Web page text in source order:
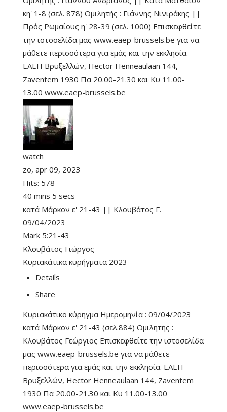
κη' 1-8 (σελ. 878) Ομιλητής : Γιάννης Νινιράκης ||
Πρός Ρωμαίους η' 28-39 (σελ. 1000) Επισκεφθείτε
την ιστοσελίδα μας www.eaep-brussels.be για να
μάθετε περισσότερα για εμάς και την εκκλησία.
ΕΑΕΠ Βρυξελλών, Hector Henneaulaan 144,
Zaventem 1930 Πα 20.00-21.30 και Κυ 11.00-
13.00 www.eaep-brussels.be
watch
zo, apr 09, 2023
Hits: 578
40 mins 5 secs
κατά Μάρκον ε' 21-43 || Κλουβάτος Γ.
09/04/2023
Mark 5:21-43
Κλουβάτος Γιώργος
Κυριακάτικα κυρήγματα 2023
Details
Share
Κυριακάτικο κύρηγμα Ημερομηνία : 09/04/2023
κατά Μάρκον ε' 21-43 (σελ.884) Ομιλητής :
Κλουβάτος Γεώργιος Επισκεφθείτε την ιστοσελίδα
μας www.eaep-brussels.be για να μάθετε
περισσότερα για εμάς και την εκκλησία. ΕΑΕΠ
Βρυξελλών, Hector Henneaulaan 144, Zaventem
1930 Πα 20.00-21.30 και Κυ 11.00-13.00
www.eaep-brussels.be